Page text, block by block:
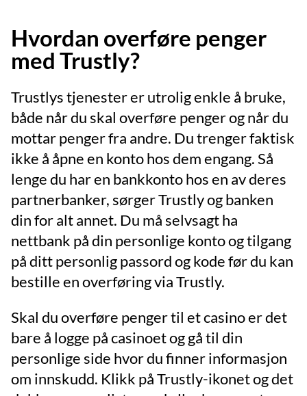
Hvordan overføre penger
med Trustly?
Trustlys tjenester er utrolig enkle å bruke,
både når du skal overføre penger og når du
mottar penger fra andre. Du trenger faktisk
ikke å åpne en konto hos dem engang. Så
lenge du har en bankkonto hos en av deres
partnerbanker, sørger Trustly og banken
din for alt annet. Du må selvsagt ha
nettbank på din personlige konto og tilgang
på ditt personlig passord og kode før du kan
bestille en overføring via Trustly.
Skal du overføre penger til et casino er det
bare å logge på casinoet og gå til din
personlige side hvor du finner informasjon
om innskudd. Klikk på Trustly-ikonet og det